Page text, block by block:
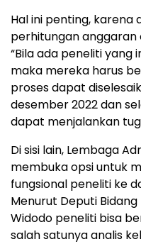
Hal ini penting,
perhitungan anggaran
“Bila ada peneliti yang
maka mereka harus
proses dapat
desember 2022 dan
dapat menjalankan
Di sisi lain, Lembaga
membuka opsi untuk
fungsional peneliti ke
Menurut Deputi Bidang
Widodo peneliti bisa
salah satunya analis